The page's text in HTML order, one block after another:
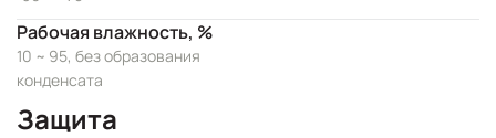
Рабочая влажность, %
10 ~ 95, без образования
конденсата
Защита